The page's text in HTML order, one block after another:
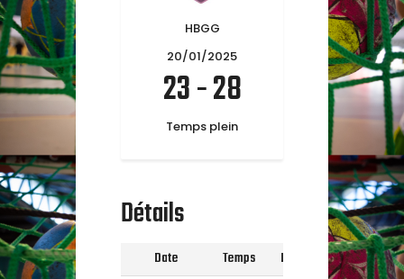
HBGG
20/01/2025
23-28
Temps plein
Détails
Date Temps Ligue Saison